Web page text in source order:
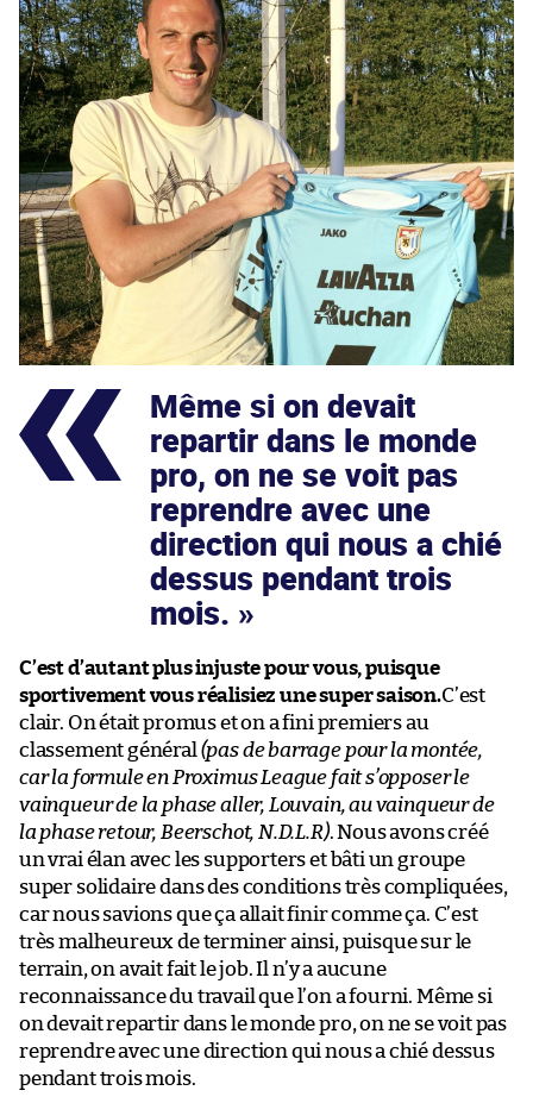
Même si on devait
repartir dans le monde
pro, on ne se voit pas
reprendre avec une
direction qui nous a chié
dessus pendant trois
mois.
C’est d’autant plus injuste pour vous, puisque
sportivement vous réalisiez une super saison.C’est
clair. On était promus et on a fini premiers au
classement général (pas de barrage pour la montée,
car la formule en Proximus League fait s’opposer le
vainqueur de la phase aller, Louvain, au vainqueur de
la phase retour, Beerschot, N.D.L.R). Nous avons créé
un vrai élan avec les supporters et bâti un groupe
super solidaire dans des conditions très compliquées,
car nous savions que ça allait finir comme ça. C’est
très malheureux de terminer ainsi, puisque sur le
terrain, on avait fait le job. Il n’y a aucune
reconnaissance du travail que l’on a fourni. Même si
on devait repartir dans le monde pro, on ne se voit pas
reprendre avec une direction qui nous a chié dessus
pendant trois mois.